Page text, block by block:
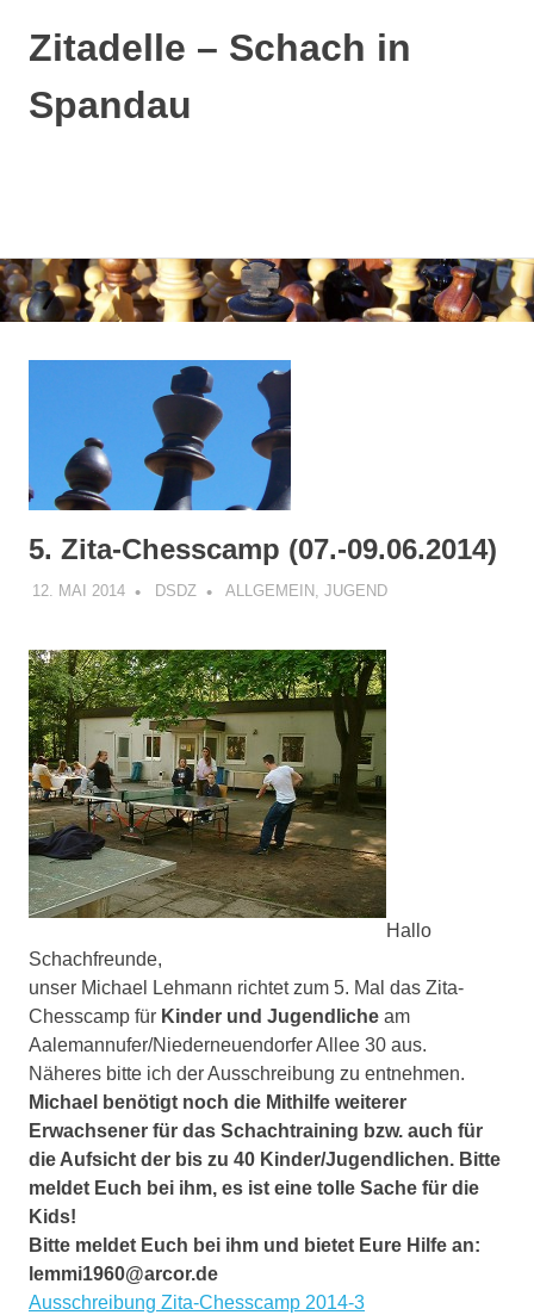
Zum
Inhalt
springen
Zitadelle – Schach in
Spandau
5. Zita-Chesscamp (07.-09.06.2014)
12. MAI 2014 DSDZ ALLGEMEIN, JUGEND
Hallo
Schachfreunde,
unser Michael Lehmann richtet zum 5. Mal das Zita-
Chesscamp für Kinder und Jugendliche am
Aalemannufer/Niederneuendorfer Allee 30 aus.
Näheres bitte ich der Ausschreibung zu entnehmen.
Michael benötigt noch die Mithilfe weiterer
Erwachsener für das Schachtraining bzw. auch für
die Aufsicht der bis zu 40 Kinder/Jugendlichen. Bitte
meldet Euch bei ihm, es ist eine tolle Sache für die
Kids!
Bitte meldet Euch bei ihm und bietet Eure Hilfe an:
lemmi1960@arcor.de
Ausschreibung Zita-Chesscamp 2014-3